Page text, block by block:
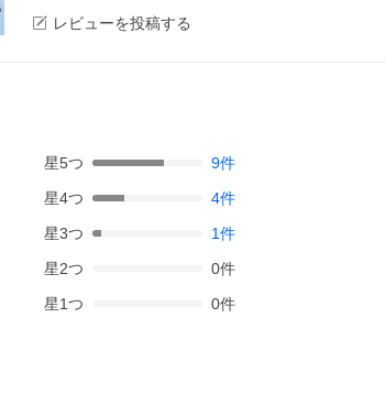
レビューを投稿する
星5つ 9件
星4つ 4件
星3つ 1件
星2つ 0件
星1つ 0件